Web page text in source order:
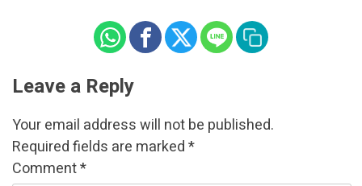
Leave a Reply
Your email address will not be published.
Required fields are marked*
Comment*